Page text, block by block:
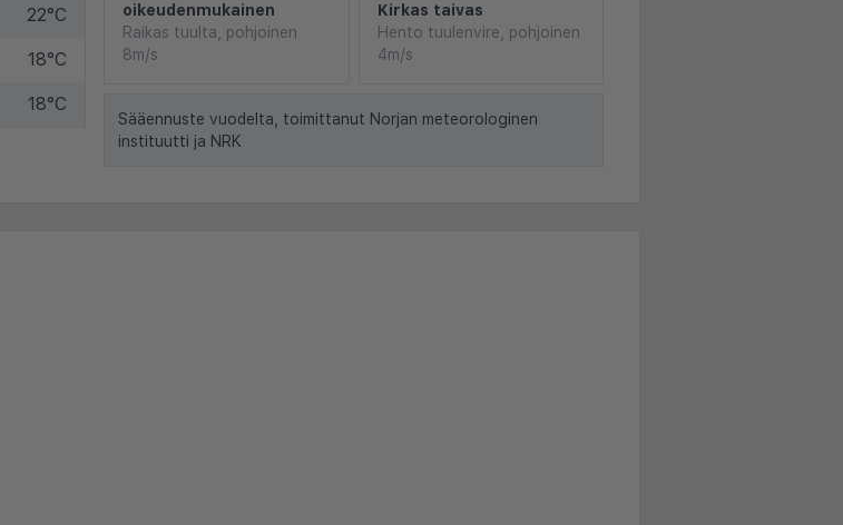
22°C
18°C
18°C
oikeudenmukainen
Raikas tuulta, pohjoinen
8m/s
Kirkas taivas
Hento tuulenvire, pohjoinen
4m/s
Sääennuste vuodelta, toimittanut Norjan meteorologinen
instituutti ja NRK